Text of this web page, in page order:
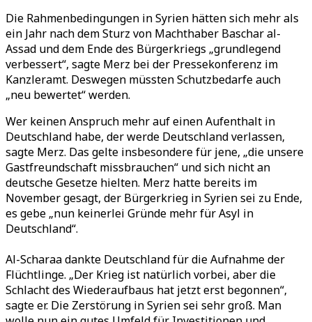
Die Rahmenbedingungen in Syrien hätten sich mehr als
ein Jahr nach dem Sturz von Machthaber Baschar al-
Assad und dem Ende des Bürgerkriegs „grundlegend
verbessert“, sagte Merz bei der Pressekonferenz im
Kanzleramt. Deswegen müssten Schutzbedarfe auch
„neu bewertet“ werden.
Wer keinen Anspruch mehr auf einen Aufenthalt in
Deutschland habe, der werde Deutschland verlassen,
sagte Merz. Das gelte insbesondere für jene, „die unsere
Gastfreundschaft missbrauchen“ und sich nicht an
deutsche Gesetze hielten. Merz hatte bereits im
November gesagt, der Bürgerkrieg in Syrien sei zu Ende,
es gebe „nun keinerlei Gründe mehr für Asyl in
Deutschland“.
Al-Scharaa dankte Deutschland für die Aufnahme der
Flüchtlinge. „Der Krieg ist natürlich vorbei, aber die
Schlacht des Wiederaufbaus hat jetzt erst begonnen“,
sagte er. Die Zerstörung in Syrien sei sehr groß. Man